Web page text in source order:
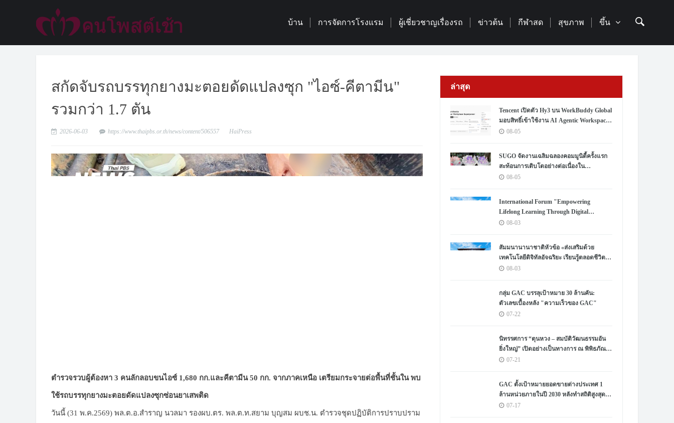
บ้าน การจัดการโรงแรม ผู้เชี่ยวชาญเรื่องรถ ข่าวต้น กีฬาสด สุขภาพ ขึ้น
สกัดจับรถบรรทุกยางมะตอยดัดแปลงซุก "ไอซ์-คีตามีน"
รวมกว่า 1.7 ตัน
2026-06-03 https://www.thaipbs.or.th/news/content/506557 HaiPress
ตำรวจรวบผู้ต้องหา 3 คนลักลอบขนไอซ์ 1,680 กก.และคีตามีน 50 กก. จากภาคเหนือ เตรียมกระจายต่อพื้นที่ชั้นใน พบ
ใช้รถบรรทุกยางมะตอยดัดแปลงซุกซ่อนยาเสพติด
วันนี้ (31 พ.ค.2569) พล.ต.อ.สำราญ นวลมา รองผบ.ตร. พล.ต.ท.สยาม บุญสม ผบช.น. ตำรวจชุดปฏิบัติการปราบปราม
ล่าสุด
Tencent เปิดตัว Hy3 บน WorkBuddy Global
มอบสิทธิ์เข้าใช้งาน AI Agentic Workspace
ฟรีตลอดเดือนสิงหาคม
08-05
SUGO จัดงานเฉลิมฉลองคอมมูนิตี้ครั้งแรก
สะท้อนการเติบโตอย่างต่อเนื่องใน
ประเทศไทย
08-05
International Forum "Empowering
Lifelong Learning Through Digital
Intelligence – Building a New Ecosystem for
08-03
สัมมนานานาชาติหัวข้อ «ส่งเสริมด้วย
เทคโนโลยีดิจิทัลอัจฉริยะ เรียนรู้ตลอดชีวิต –
สร้างระบบนิเวศใหม่แห่งการเรียนรู้ตลอด
08-03
กลุ่ม GAC บรรลุเป้าหมาย 30 ล้านคัน:
ตัวเลขเบื้องหลัง "ความเร็วของ GAC"
07-22
นิทรรศการ “ตุนหวง – สมบัติวัฒนธรรมอัน
ยิ่งใหญ่” เปิดอย่างเป็นทางการ ณ พิพิธภัณฑ์
หูหนาน
07-21
GAC ตั้งเป้าหมายยอดขายต่างประเทศ 1
ล้านหน่วยภายในปี 2030 หลังทำสถิติสูงสุด
เป็นประวัติการณ์
07-17